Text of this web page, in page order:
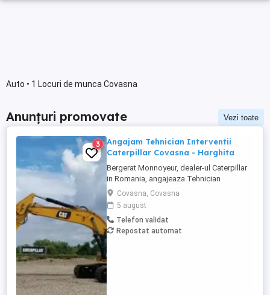
Auto • 1 Locuri de munca Covasna
Anunțuri promovate Vezi toate
3
Angajam Tehnician Interventii
Caterpillar Covasna - Harghita
Bergerat Monnoyeur, dealer-ul Caterpillar
in Romania, angajeaza Tehnician
Electromecanic pentru interventii pe teren.
Pozitiile sunt cadrul diviziei de utilaje
Caterpillar. Zona pentru care recrutam este
Covasna-Harghita si zonele invecinate.
Candidatul poate sa aiba domiciliul in
Covasna, Covasna
5 august
Telefon validat
Repostat automat